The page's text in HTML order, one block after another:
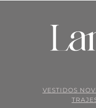
VESTIDOS